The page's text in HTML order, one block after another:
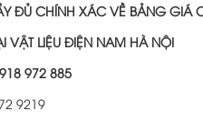
ĐỦ CHÍNH XÁC VỀ BẢNG GIÁ
VẬT LIỆU ĐIỆN NAM HÀ NỘI
972 885
9219